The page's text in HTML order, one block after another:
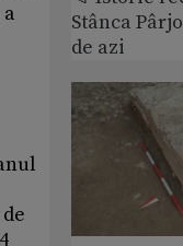
Stânca
de azi